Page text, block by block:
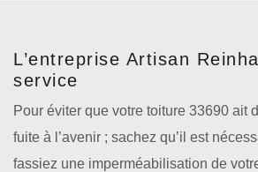
L’entreprise Artisan
service
Pour éviter que votre toiture 33690 ait
fuite à l’avenir ; sachez qu’il est
fassiez une imperméabilisation de